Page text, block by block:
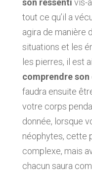
son ressenti vis-
tout ce qu’il a
agira de manière
situations et les
les pierres, il est
comprendre
faudra ensuite
votre corps
donnée, lorsque
néophytes, cette
complexe, mais
chacun saura